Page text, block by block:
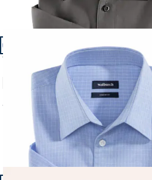
Artikel 19 von 23.
Passform Comfort Fit.
Comfort Fit
Bügelfreies Hemd mit Relax-
4,9 (10)
ab
Artikel 22 von 23.